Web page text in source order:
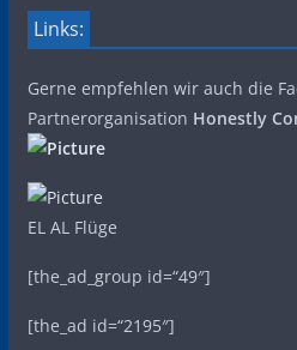
Links:
Gerne empfehlen wir auch die
Partnerorganisation Honestly
EL AL Flüge
[the_ad_group id=“49″]
[the_ad id=“2195″]